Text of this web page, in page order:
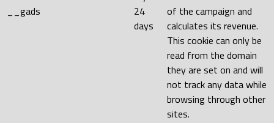
__gads
24
days
of the campaign and
calculates its revenue.
This cookie can only be
read from the domain
they are set on and will
not track any data while
browsing through other
sites.